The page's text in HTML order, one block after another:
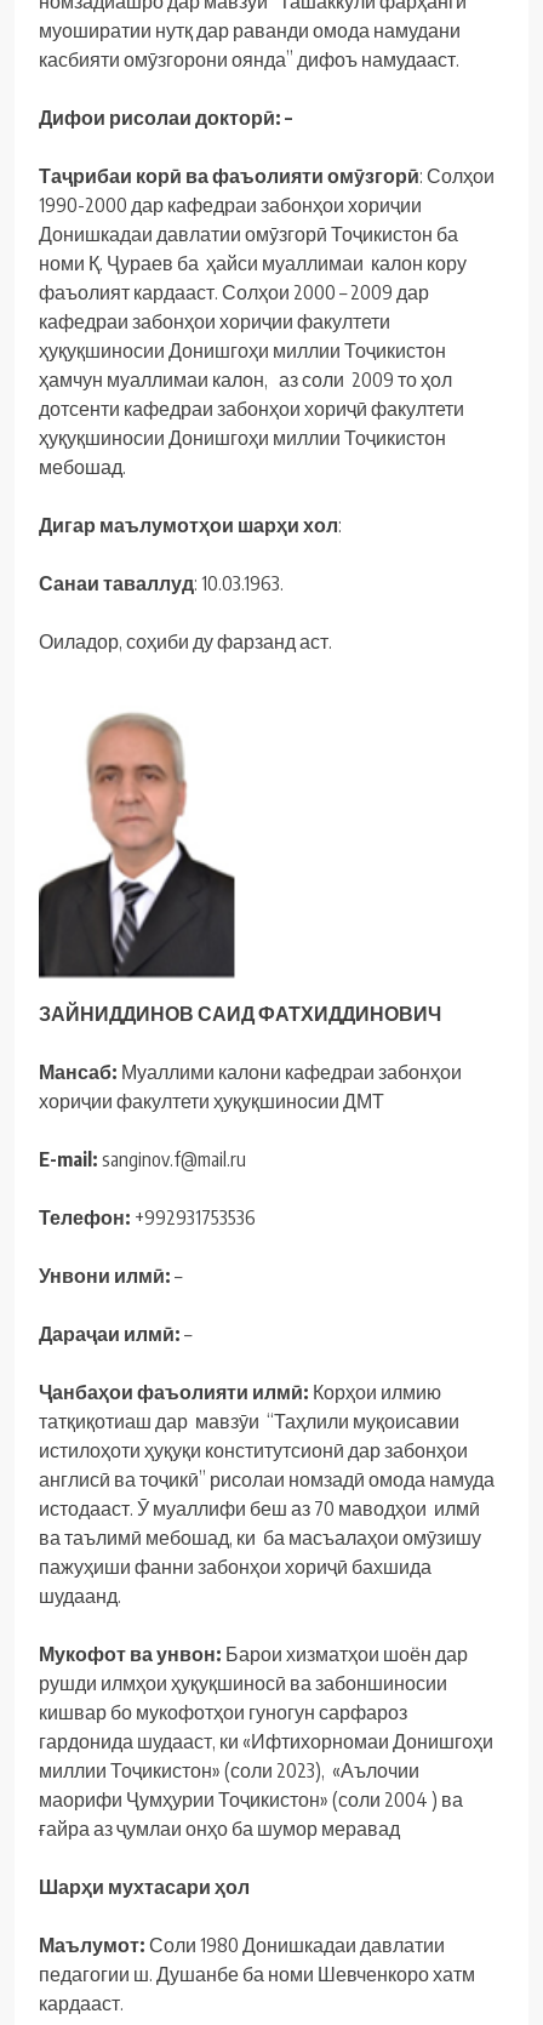
муоширатии нутқ дар раванди омода намудани
касбияти омӯзгорони оянда” дифоъ намудааст.
Дифои рисолаи докторӣ: –
Таҷрибаи корӣ ва фаъолияти омӯзгорӣ: Солҳои
1990-2000 дар кафедраи забонҳои хориҷии
Донишкадаи давлатии омӯзгорӣ Тоҷикистон ба
номи Қ. Ҷураев ба ҳайси муаллимаи калон кору
фаъолият кардааст. Солҳои 2000 – 2009 дар
кафедраи забонҳои хориҷии факултети
ҳуқуқшиносии Донишгоҳи миллии Тоҷикистон
ҳамчун муаллимаи калон, аз соли 2009 то ҳол
дотсенти кафедраи забонҳои хориҷӣ факултети
ҳуқуқшиносии Донишгоҳи миллии Тоҷикистон
мебошад.
Дигар маълумотҳои шарҳи хол:
Санаи таваллуд: 10.03.1963.
Оиладор, соҳиби ду фарзанд аст.
ЗАЙНИДДИНОВ САИД ФАТХИДДИНОВИЧ
Мансаб: Муаллими калони кафедраи забонҳои
хориҷии факултети ҳуқуқшиносии ДМТ
E-mail: sanginov.f@mail.ru
Телефон: +992931753536
Унвони илмӣ: –
Дараҷаи илмӣ: –
Ҷанбаҳои фаъолияти илмӣ: Корҳои илмию
татқиқотиаш дар мавзӯи “Таҳлили муқоисавии
истилоҳоти ҳуқуқи конститутсионӣ дар забонҳои
англисӣ ва тоҷикӣ” рисолаи номзадӣ омода намуда
истодааст. Ӯ муаллифи беш аз 70 маводҳои илмӣ
ва таълимӣ мебошад, ки ба масъалаҳои омӯзишу
пажуҳиши фанни забонҳои хориҷӣ бахшида
шудаанд.
Мукофот ва унвон: Барои хизматҳои шоён дар
рушди илмҳои ҳуқуқшиносӣ ва забоншиносии
кишвар бо мукофотҳои гуногун сарфароз
гардонида шудааст, ки «Ифтихорномаи Донишгоҳи
миллии Тоҷикистон» (соли 2023), «Аълочии
маорифи Ҷумҳурии Тоҷикистон» (соли 2004 ) ва
ғайра аз ҷумлаи онҳо ба шумор меравад
Шарҳи мухтасари ҳол
Маълумот: Соли 1980 Донишкадаи давлатии
педагогии ш. Душанбе ба номи Шевченкоро хатм
кардааст.